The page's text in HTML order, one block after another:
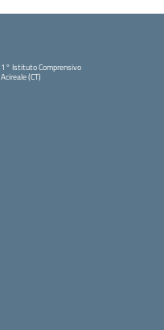
1° Istituto Comprensivo
Acireale (CT)